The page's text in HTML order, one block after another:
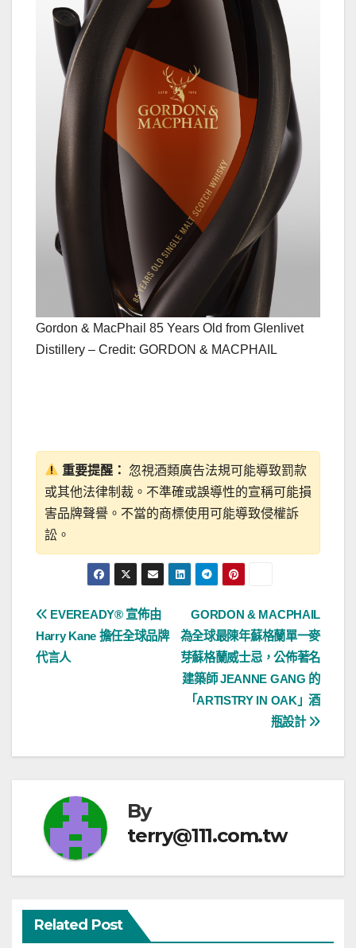
Gordon & MacPhail 85 Years Old from Glenlivet
Distillery – Credit: GORDON & MACPHAIL
重要提醒：
忽視酒類廣告法規可能導致罰款
或其他法律制裁。不準確或誤導性的宣稱可能損
害品牌聲譽。不當的商標使用可能導致侵權訴
訟。
文
章
GORDON & MACPHAIL
為全球最陳年蘇格蘭單一麥
芽蘇格蘭威士忌，公佈著名
建築師 JEANNE GANG 的
「ARTISTRY IN OAK」酒
瓶設計
EVEREADY® 宣佈由
Harry Kane 擔任全球品牌
代言人
By
terry@111.com.tw
Related Post